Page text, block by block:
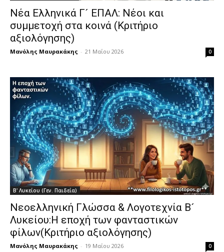
Νέα Ελληνικά Γ´ ΕΠΑΛ: Νέοι και
συμμετοχή στα κοινά (Κριτήριο
αξιολόγησης)
Μανόλης Μαυρακάκης - 21 Μαΐου 2026 0
Β' Λυκείου (Γεν. Παιδεία)
Νεοελληνική Γλώσσα & Λογοτεχνία Β´
Λυκείου:Η εποχή των φανταστικών
φίλων(Κριτήριο αξιολόγησης)
Μανόλης Μαυρακάκης - 19 Μαΐου 2026 0